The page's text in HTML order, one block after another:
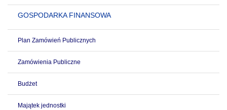
GOSPODARKA FINANSOWA
Plan Zamówień Publicznych
Zamówienia Publiczne
Budżet
Majątek jednostki